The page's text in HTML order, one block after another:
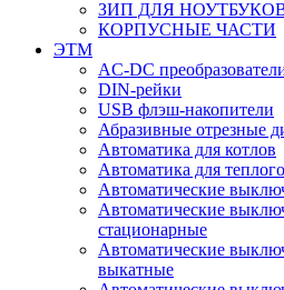
ЗИП ДЛЯ
КОРПУСНЫЕ ЧАСТИ
ЭТМ
AC-DC
DIN-рейки
USB флэш-накопители
Абразивные отрезные
Автоматика для котлов
Автоматика для
Автоматические
Автоматические
стационарные
Автоматические
выкатные